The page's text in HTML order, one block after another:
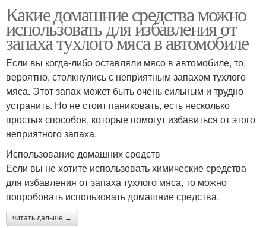
Какие домашние средства можно
использовать для избавления от
запаха тухлого мяса в автомобиле
Если вы когда-либо оставляли мясо в автомобиле, то,
вероятно, столкнулись с неприятным запахом тухлого
мяса. Этот запах может быть очень сильным и трудно
устранить. Но не стоит паниковать, есть несколько
простых способов, которые помогут избавиться от этого
неприятного запаха.
Использование домашних средств
Если вы не хотите использовать химические средства
для избавления от запаха тухлого мяса, то можно
попробовать использовать домашние средства.
читать дальше →